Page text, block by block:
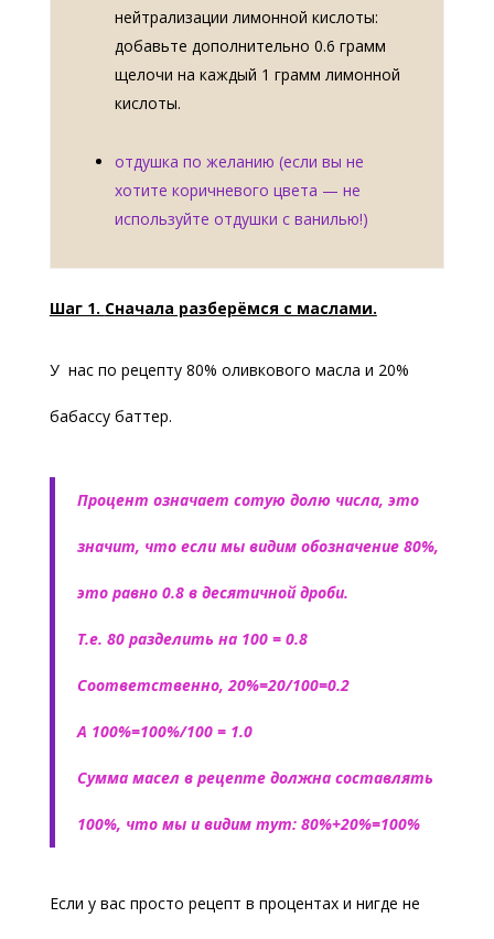
нейтрализации лимонной кислоты:
добавьте дополнительно 0.6 грамм
щелочи на каждый 1 грамм лимонной
кислоты.
отдушка по желанию (если вы не
хотите коричневого цвета — не
используйте отдушки с ванилью!)
Шаг 1. Сначала разберёмся с маслами.
У нас по рецепту 80% оливкового масла и 20%
бабассу баттер.
Процент означает сотую долю числа, это
значит, что если мы видим обозначение 80%,
это равно 0.8 в десятичной дроби.
Т.е. 80 разделить на 100 = 0.8
Соответственно, 20%=20/100=0.2
А 100%=100%/100 = 1.0
Сумма масел в рецепте должна составлять
100%, что мы и видим тут: 80%+20%=100%
Если у вас просто рецепт в процентах и нигде не